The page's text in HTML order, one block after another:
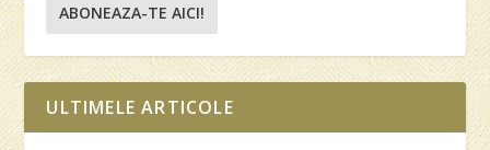
ABONEAZA-TE AICI!
ULTIMELE ARTICOLE